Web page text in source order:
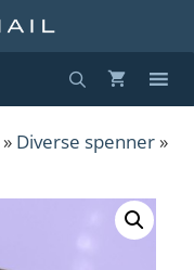
» Diverse spenner »